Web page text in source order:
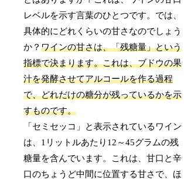
レベルを示す言葉のひとつです。では、
具体的にどれくらいの甘さなのでしょう
か？ワインの甘さは、「残糖量」という
指標で決まります。これは、ブドウの果
汁を発酵させてアルコールを作る過程
で、どれだけの糖分が残っているかを示
すものです。
「セミセッコ」と表示されているワイン
は、1リットルあたり12～45グラムの残
糖量を含んでいます。これは、甘口と辛
口のちょうど中間に位置する甘さで、ほ